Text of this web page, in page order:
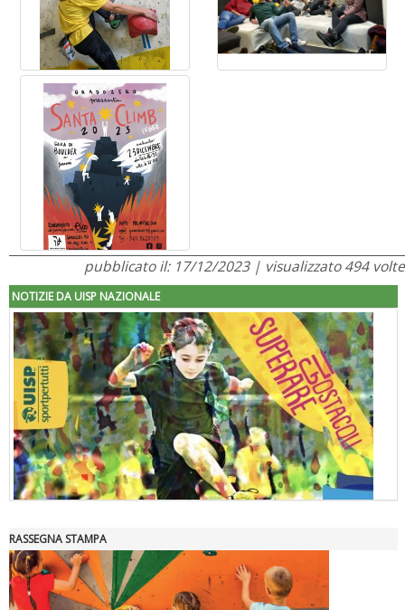
pubblicato il: 17/12/2023 | visualizzato 494 volte
NOTIZIE DA UISP NAZIONALE
"Superare gli ostacoli": la relazione di Tiziano Pesce al CN Uisp
RASSEGNA STAMPA